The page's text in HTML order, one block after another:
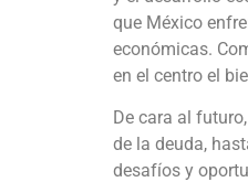
que México
económicas.
en el centro el
De cara al
de la deuda,
desafíos y